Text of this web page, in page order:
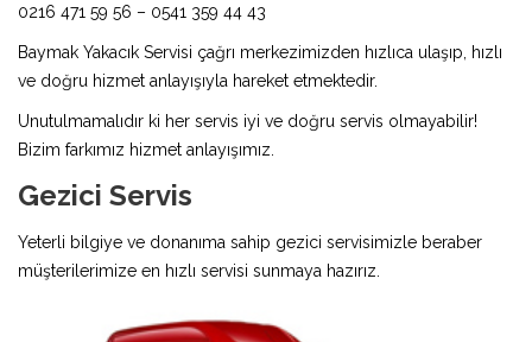
0216 471 59 56 – 0541 359 44 43
Baymak Yakacık Servisi çağrı merkezimizden hızlıca ulaşıp, hızlı
ve doğru hizmet anlayışıyla hareket etmektedir.
Unutulmamalıdır ki her servis iyi ve doğru servis olmayabilir!
Bizim farkımız hizmet anlayışımız.
Gezici Servis
Yeterli bilgiye ve donanıma sahip gezici servisimizle beraber
müşterilerimize en hızlı servisi sunmaya hazırız.